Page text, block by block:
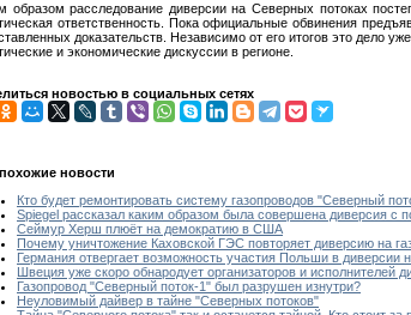
образом расследование диверсии на Северных потоках
ответственность. Пока официальные обвинения
доказательств. Независимо от его итогов это дело
и экономические дискуссии в регионе.
новостью в социальных сетях
новости
Кто будет ремонтировать систему газопроводов "Северный
Spiegel рассказал каким образом была совершена диверсия
Сеймур Херш плюёт на демократию в США
Почему уничтожение Каховской ГЭС повторяет диверсию на
Германия отвергает возможность участия Польши в диверсии
Швеция уже скоро обнародует организаторов и исполнителей
Газопровод "Северный поток-1" был разрушен изнутри?
Неуловимый дайвер в тайне "Северных потоков"